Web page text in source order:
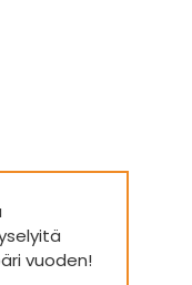
vuoden!